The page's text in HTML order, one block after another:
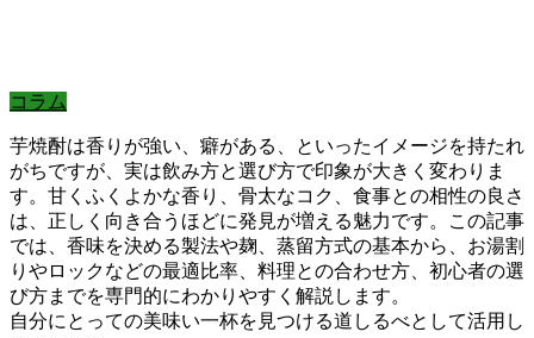
コラム
芋焼酎は香りが強い、癖がある、といったイメージを持たれ
がちですが、実は飲み方と選び方で印象が大きく変わりま
す。甘くふくよかな香り、骨太なコク、食事との相性の良さ
は、正しく向き合うほどに発見が増える魅力です。この記事
では、香味を決める製法や麹、蒸留方式の基本から、お湯割
りやロックなどの最適比率、料理との合わせ方、初心者の選
び方までを専門的にわかりやすく解説します。
自分にとっての美味い一杯を見つける道しるべとして活用し